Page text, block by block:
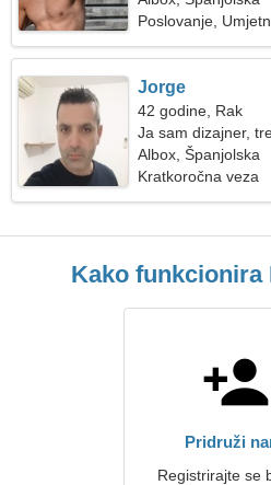
Poslovanje,
Jorge
42 godine, Rak
Ja sam dizajner,
Albox, Španjolska
Kratkoročna veza
Kako funkcionira
Pridruži
Registrirajte se